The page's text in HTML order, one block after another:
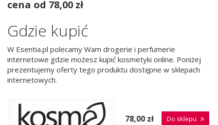
cena od 78,00 zł
Gdzie kupić
W Esentia.pl polecamy Wam drogerie i perfumerie
internetowe gdzie możesz kupić kosmetyki online. Poniżej
prezentujemy oferty tego produktu dostępne w sklepach
internetowych.
78,00 zł Do sklepu